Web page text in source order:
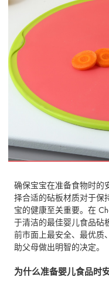
确保宝宝在准备食物时的
择合适的砧板材质对于保
宝的健康至关重要。在
于清洁的最佳婴儿食品砧
前市面上最安全、最优质
助父母做出明智的决定。
为什么准备婴儿食品时